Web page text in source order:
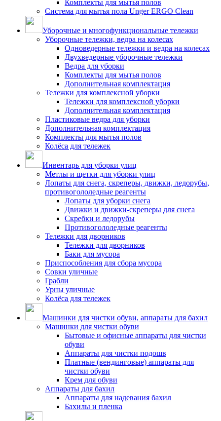
Комплекты для мытья полов
Система для мытья пола Unger ERGO Clean
Уборочные и многофункциональные тележки
Уборочные тележки, ведра на колесах
Одноведерные тележки и ведра на колесах
Двухведерные уборочные тележки
Ведра для уборки
Комплекты для мытья полов
Дополнительная комплектация
Тележки для комплексной уборки
Тележки для комплексной уборки
Дополнительная комплектация
Пластиковые ведра для уборки
Дополнительная комплектация
Комплекты для мытья полов
Колёса для тележек
Инвентарь для уборки улиц
Метлы и щетки для уборки улиц
Лопаты для снега, скреперы, движки, ледорубы,
противогололедные реагенты
Лопаты для уборки снега
Движки и движки-скреперы для снега
Скребки и ледорубы
Противогололедные реагенты
Тележки для дворников
Тележки для дворников
Баки для мусора
Приспособления для сбора мусора
Совки уличные
Грабли
Урны уличные
Колёса для тележек
Машинки для чистки обуви, аппараты для бахил
Машинки для чистки обуви
Бытовые и офисные аппараты для чистки
обуви
Аппараты для чистки подошв
Платные (вендинговые) аппараты для
чистки обуви
Крем для обуви
Аппараты для бахил
Аппараты для надевания бахил
Бахилы и пленка